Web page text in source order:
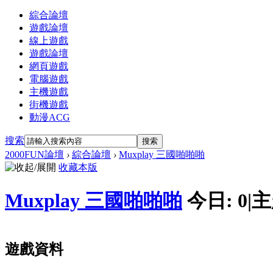
綜合論壇
遊戲論壇
線上遊戲
遊戲論壇
網頁遊戲
電腦遊戲
主機遊戲
街機遊戲
動漫ACG
搜索 搜索
2000FUN論壇 › 綜合論壇 › Muxplay 三國啪啪啪
收藏本版
Muxplay 三國啪啪啪 今日: 0|
遊戲資料